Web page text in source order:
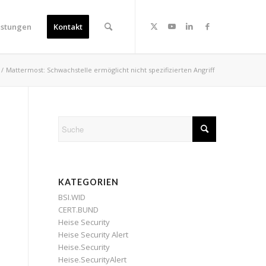
Kontakt
/ Mattermost: Schwachstelle ermöglicht nicht spezifizierten Angriff
KATEGORIEN
BSI.WID
CERT.BUND
Heise Security
Heise Security Alert
Heise.Security
Heise.SecurityAlert